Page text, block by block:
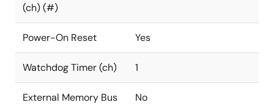
(ch) (#)
Power-On Reset Yes
Watchdog Timer (ch) 1
External Memory Bus
No